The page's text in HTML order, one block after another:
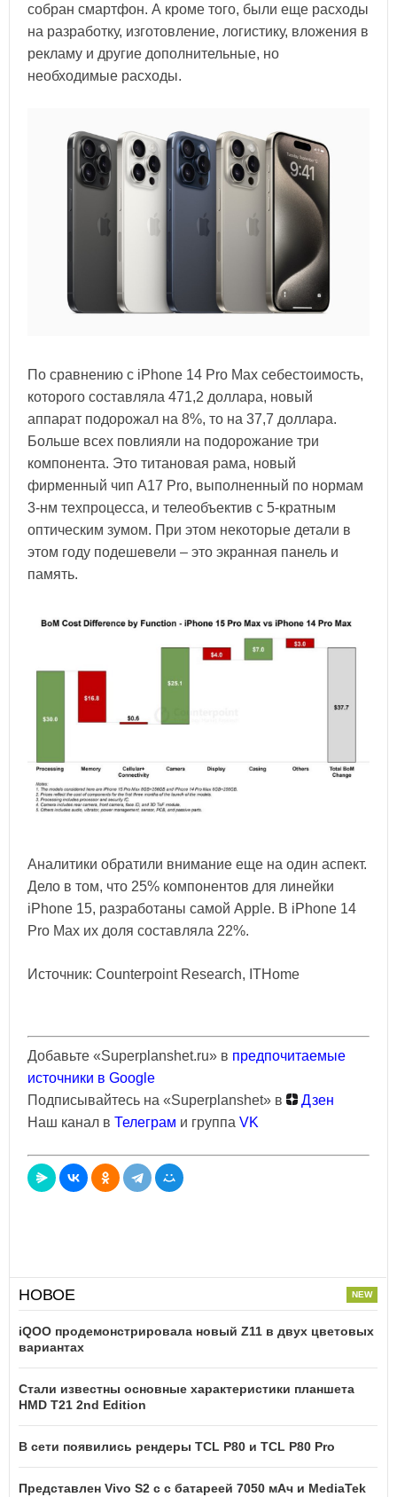
собран смартфон. А кроме того, были еще расходы
на разработку, изготовление, логистику, вложения в
рекламу и другие дополнительные, но
необходимые расходы.
По сравнению с iPhone 14 Pro Max себестоимость,
которого составляла 471,2 доллара, новый
аппарат подорожал на 8%, то на 37,7 доллара.
Больше всех повлияли на подорожание три
компонента. Это титановая рама, новый
фирменный чип A17 Pro, выполненный по нормам
3-нм техпроцесса, и телеобъектив с 5-кратным
оптическим зумом. При этом некоторые детали в
этом году подешевели – это экранная панель и
память.
Аналитики обратили внимание еще на один аспект.
Дело в том, что 25% компонентов для линейки
iPhone 15, разработаны самой Apple. В iPhone 14
Pro Max их доля составляла 22%.
Источник: Counterpoint Research, ITHome
Добавьте «Superplanshet.ru» в предпочитаемые
источники в Google
Подписывайтесь на «Superplanshet» в
Дзен
Наш канал в Телеграм и группа VK
НОВОЕ
iQOO продемонстрировала новый Z11 в двух цветовых
вариантах
Стали известны основные характеристики планшета
HMD T21 2nd Edition
В сети появились рендеры TCL P80 и TCL P80 Pro
Представлен Vivo S2 с с батареей 7050 мАч и MediaTek